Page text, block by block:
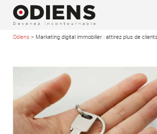
Odiens > Marketing digital immobilier : attirez plus de